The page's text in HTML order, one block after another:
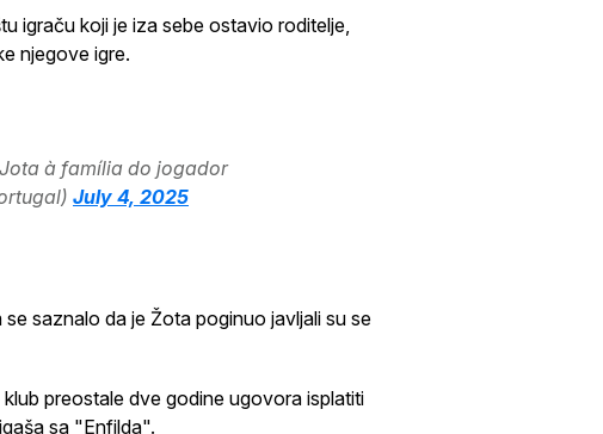
igraču koji je iza sebe ostavio roditelje,
njegove igre.
à família do jogador
July 4, 2025
se saznalo da je Žota poginuo javljali su se
preostale dve godine ugovora isplatiti
sa "Enfilda".